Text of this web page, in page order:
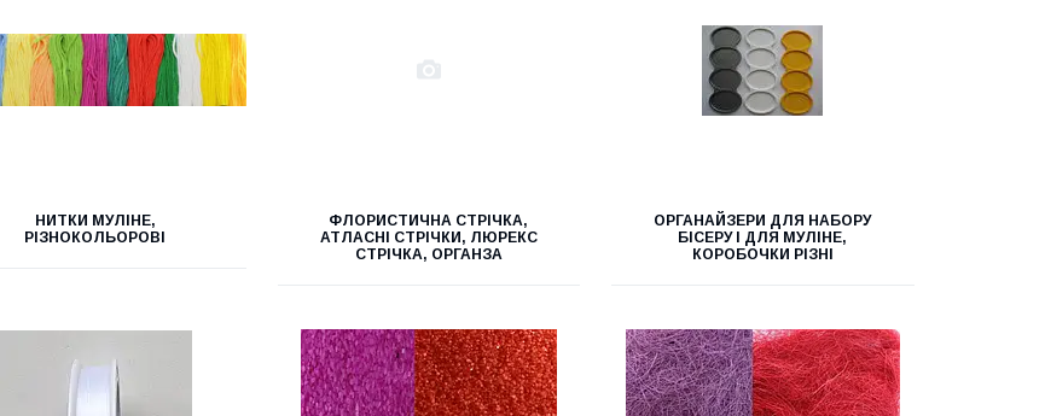
НИТКИ МУЛІНЕ,
РІЗНОКОЛЬОРОВІ
ФЛОРИСТИЧНА СТРІЧКА,
АТЛАСНІ СТРІЧКИ, ЛЮРЕКС
СТРІЧКА, ОРГАНЗА
ОРГАНАЙЗЕРИ ДЛЯ НАБОРУ
БІСЕРУ І ДЛЯ МУЛІНЕ,
КОРОБОЧКИ РІЗНІ